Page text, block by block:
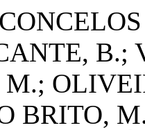
B.;
BRITO,